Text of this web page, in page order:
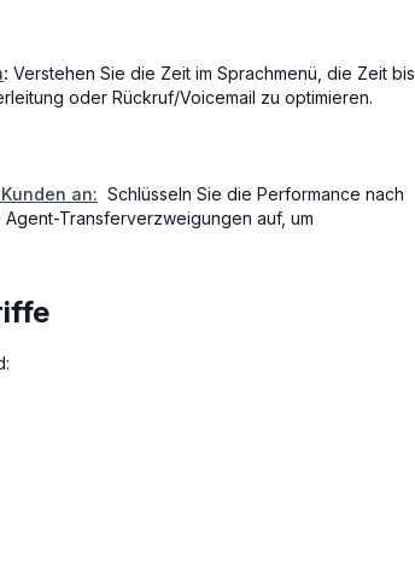
: Verstehen Sie die Zeit im Sprachmenü, die Zeit bis
oder Rückruf/Voicemail zu optimieren.
an: Schlüsseln Sie die Performance nach
Transferverzweigungen auf, um